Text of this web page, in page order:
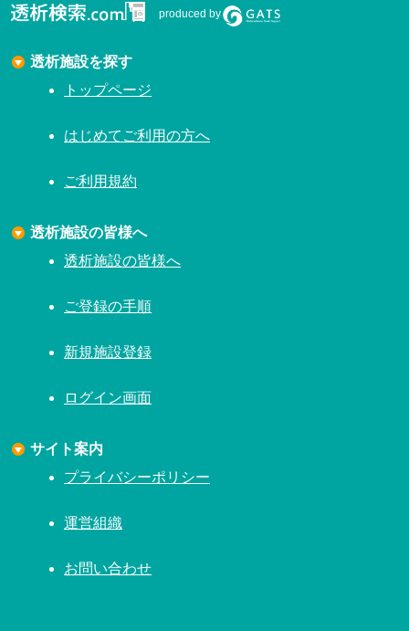
produced by
透析施設を探す
トップページ
はじめてご利用の方へ
ご利用規約
透析施設の皆様へ
透析施設の皆様へ
ご登録の手順
新規施設登録
ログイン画面
サイト案内
プライバシーポリシー
運営組織
お問い合わせ